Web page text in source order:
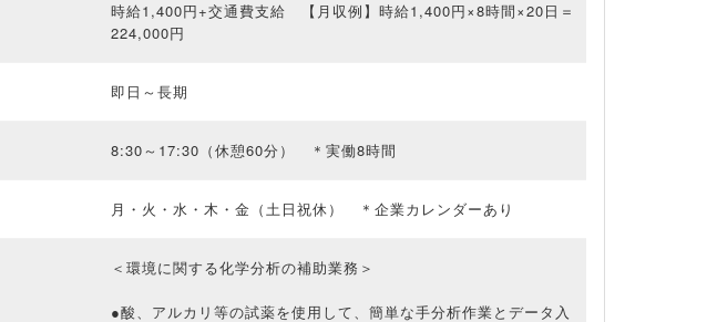
時給1,400円+交通費支給 【月収例】時給1,400円×8時間×20日＝
224,000円
即日～長期
8:30～17:30（休憩60分） ＊実働8時間
月・火・水・木・金（土日祝休） ＊企業カレンダーあり
＜環境に関する化学分析の補助業務＞
●酸、アルカリ等の試薬を使用して、簡単な手分析作業とデータ入